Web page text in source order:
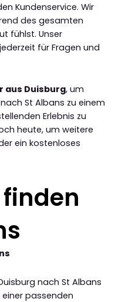
Kundenservice. Wir
des gesamten
fühlst. Unser
für Fragen und
aus Duisburg, um
St Albans zu einem
Erlebnis zu
heute, um weitere
ein kostenloses
nach St Albans
passenden